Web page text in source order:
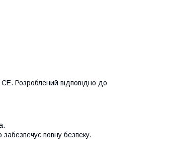
Розроблений відповідно до
повну безпеку.